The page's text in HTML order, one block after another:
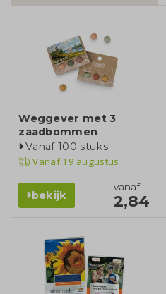
Weggever met 3
zaadbommen
Vanaf 100 stuks
Vanaf19 augustus
bekijk
vanaf
2,84